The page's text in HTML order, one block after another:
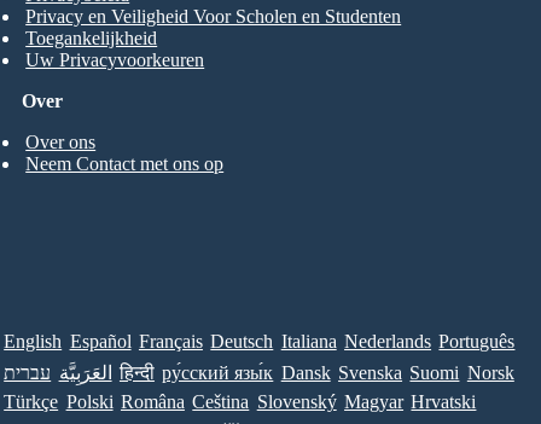
Over
Over ons
Neem Contact met ons op
Privacy en Veiligheid Voor Scholen en Studenten
Toegankelijkheid
Uw Privacyvoorkeuren
English Español Français Deutsch Italiana Nederlands Português
עברית العَرَبِيَّة हिन्दी ру́сский язы́к Dansk Svenska Suomi Norsk
Türkçe Polski Româna Ceština Slovenský Magyar Hrvatski